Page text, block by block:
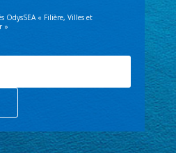
OdysSEA « Filière, Villes et
»